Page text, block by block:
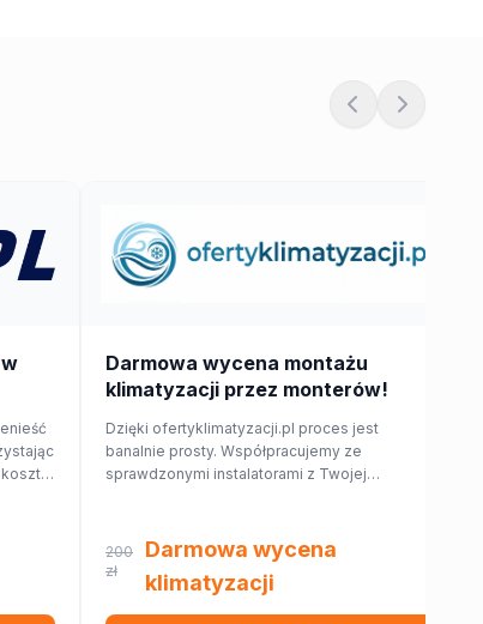
Darmowa wycena montażu
klimatyzacji przez monterów!
Dzięki ofertyklimatyzacji.pl proces jest
banalnie prosty. Współpracujemy ze
sprawdzonymi instalatorami z Twojej
domu lub mieszkania.
200
zł
Darmowa wycena
klimatyzacji